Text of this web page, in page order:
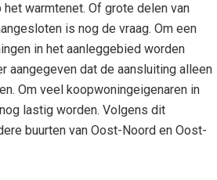
warmtenet. Of grote delen van
is nog de vraag. Om een
in het aanleggebied worden
aangegeven dat de aansluiting alleen
Om veel koopwoningeigenaren in
lastig worden. Volgens dit
buurten van Oost-Noord en Oost-